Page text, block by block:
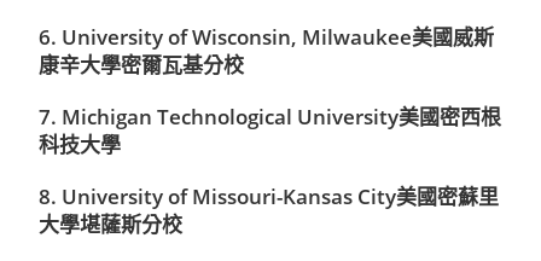
6. University of Wisconsin, Milwaukee美國威斯
康辛大學密爾瓦基分校
7. Michigan Technological University美國密西根
科技大學
8. University of Missouri-Kansas City美國密蘇里
大學堪薩斯分校